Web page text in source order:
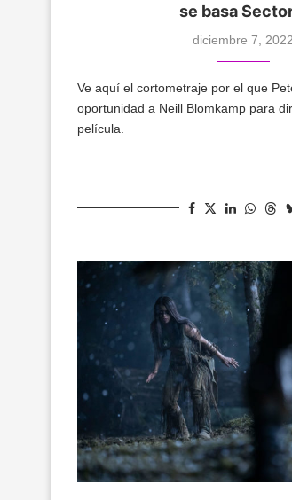
se basa
diciembre 7, 2022
Ve aquí el cortometraje por el que
oportunidad a Neill Blomkamp para
película.